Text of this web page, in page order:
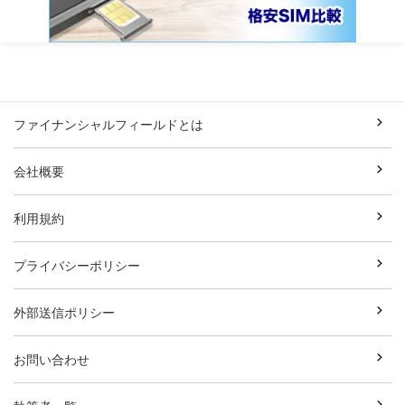
ファイナンシャルフィールドとは
会社概要
利用規約
プライバシーポリシー
外部送信ポリシー
お問い合わせ